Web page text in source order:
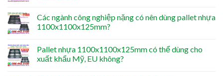
Các ngành công nghiệp nặng có nên dùng pallet nhựa
1100x1100x125mm?
Pallet nhựa 1100x1100x125mm có thể dùng cho
xuất khẩu Mỹ, EU không?